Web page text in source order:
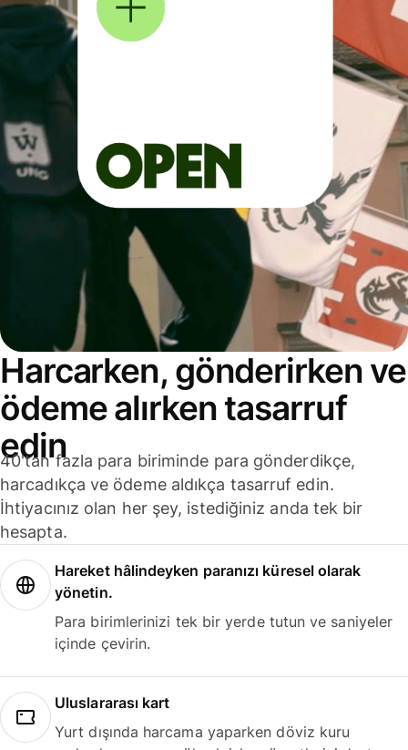
Harcarken, gönderirken ve
ödeme alırken tasarruf
edin
40'tan fazla para biriminde para gönderdikçe,
harcadıkça ve ödeme aldıkça tasarruf edin.
İhtiyacınız olan her şey, istediğiniz anda tek bir
hesapta.
Hareket hâlindeyken paranızı küresel olarak
yönetin.
Para birimlerinizi tek bir yerde tutun ve saniyeler
içinde çevirin.
Uluslararası kart
Yurt dışında harcama yaparken döviz kuru